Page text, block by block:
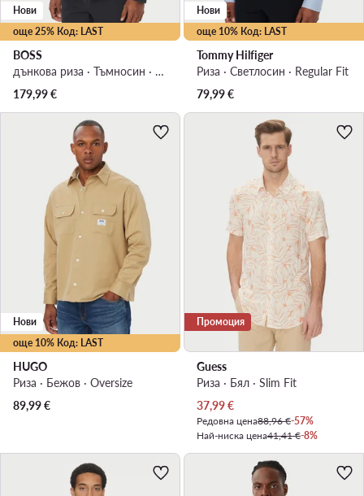
още 25% Код: LAST
Нови
BOSS
дънкова риза · Тъмносин · Regular Fit
179,99€
още 10% Код: LAST
Нови
Tommy Hilfiger
Риза · Светлосин · Regular Fit
79,99€
още 10% Код: LAST
Нови
HUGO
Риза · Бежов · Oversize
89,99€
Промоция
Guess
Риза · Бял · Slim Fit
Актуална цена
37,99€
Редовна цена88,96 €-57%
Най-ниска цена41,41 €-8%